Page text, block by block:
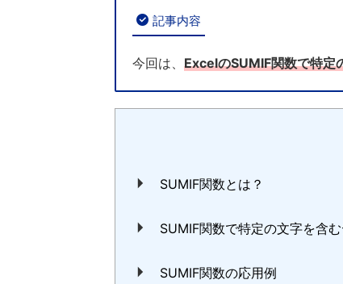
記事内容
今回は、 ExcelのSUMIF関数で特定
SUMIF関数とは？
SUMIF関数で特定の文字を含
SUMIF関数の応用例